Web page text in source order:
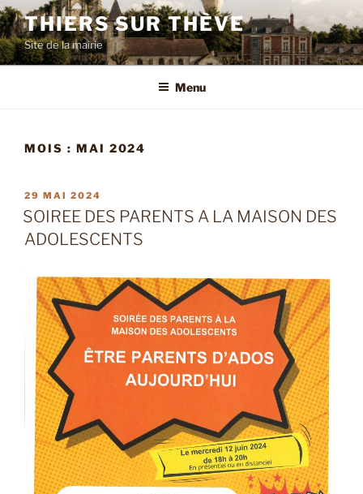
Aller
au
contenu
principal
THIERS SUR THÈVE
Site de la mairie
Menu
MOIS : MAI 2024
PUBLIÉ
LE
29 MAI 2024
SOIREE DES PARENTS A LA MAISON DES
ADOLESCENTS